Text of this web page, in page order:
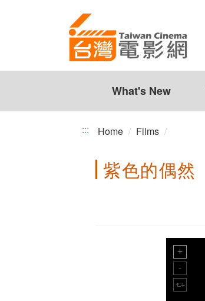
Cinema
What's New
::: Home Films
紫色的偶然